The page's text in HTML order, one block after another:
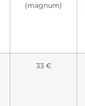
(magnum)
33 €